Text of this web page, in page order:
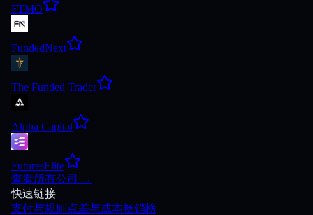
FTMO
FundedNext
The Funded Trader
Alpha Capital
FuturesElite
查看所有公司
→
快速链接
支付与规则 点差与成本畅销榜